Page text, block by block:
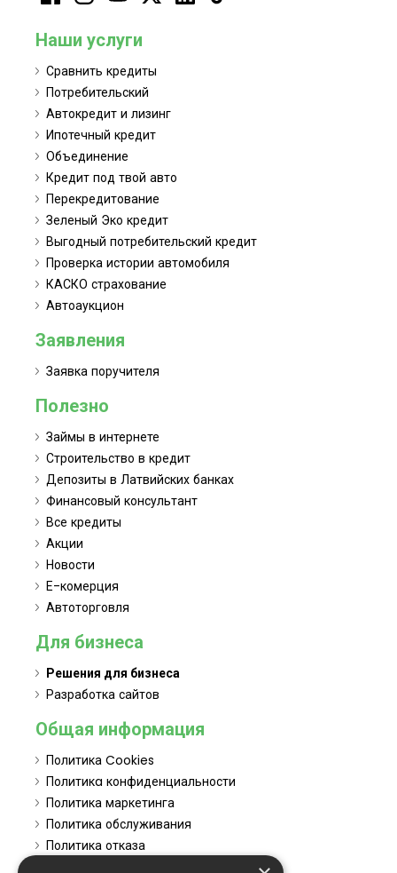
Наши услуги
Сравнить кредиты
Потребительский
Автокредит и лизинг
Ипотечный кредит
Объединение
Кредит под твой авто
Перекредитование
Зеленый Эко кредит
Выгодный потребительский кредит
Проверка истории автомобиля
КАСКО страхование
Автоаукцион
Заявления
Заявка поручителя
Полезно
Займы в интернете
Строительство в кредит
Депозиты в Латвийских банках
Финансовый консультант
Все кредиты
Акции
Новости
Е-комерция
Автоторговля
Для бизнеса
Решения для бизнеса
Разработка сайтов
Общая информация
Политика Cookies
Политикa конфиденциальности
Политика маркетинга
Политика обслуживания
Политика отказа